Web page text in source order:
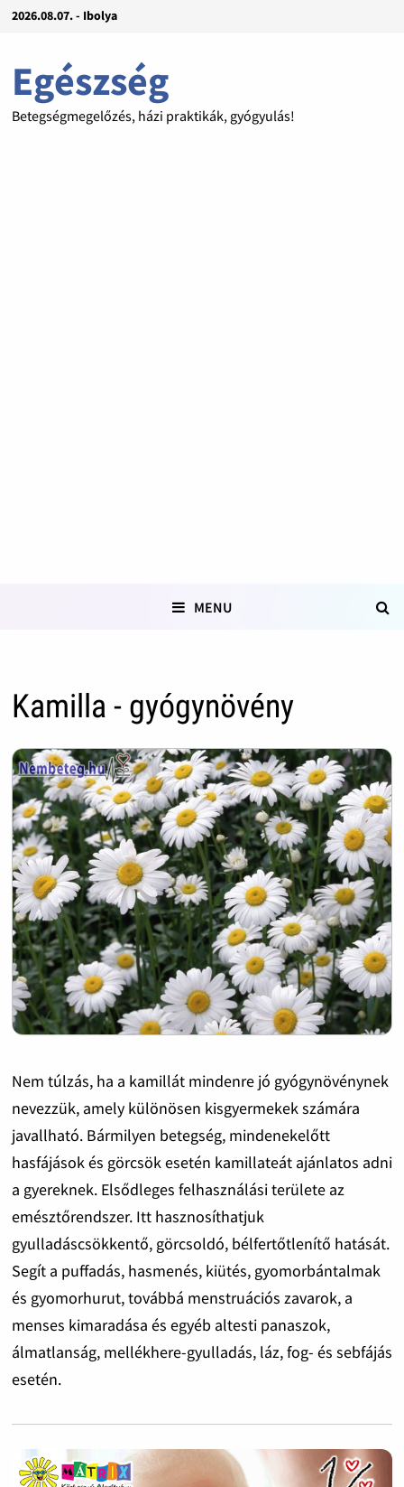
2026.08.07. - Ibolya
Egészség
Betegségmegelőzés, házi praktikák, gyógyulás!
MENU
Kamilla - gyógynövény
Nem túlzás, ha a kamillát mindenre jó gyógynövénynek
nevezzük, amely különösen kisgyermekek számára
javallható. Bár­milyen betegség, mindenekelőtt
hasfájások és görcsök esetén kamillateát ajánlatos adni
a gyereknek. Elsődleges felhasználási területe az
emésztőrendszer. Itt hasznosíthatjuk
gyulladáscsökkentő, görcsoldó, bélfertőtlenítő hatását.
Segít a puffadás, hasmenés, kiütés, gyomor­bántalmak
és gyomorhurut, továbbá menstruációs zavarok, a
menses kimaradása és egyéb altesti panaszok,
álmatlanság, mellékhere-gyulladás, láz, fog- és sebfájás
esetén.